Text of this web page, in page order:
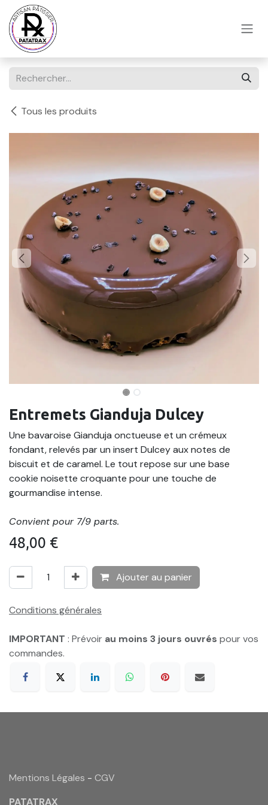
Se rendre au contenu
Tous les produits
Entremets Gianduja Dulcey
Une bavaroise Gianduja onctueuse et un crémeux
fondant, relevés par un insert Dulcey aux notes de
biscuit et de caramel. Le tout repose sur une base
cookie noisette croquante pour une touche de
gourmandise intense.
Convient pour 7/9 parts.
48,00 €
Ajouter au panier
Conditions générales
IMPORTANT : Prévoir au moins 3 jours ouvrés pour vos
commandes.
Mentions Légales - CGV
PATATRAX